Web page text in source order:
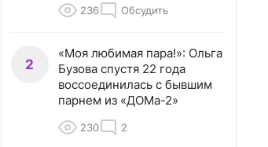
236 Обсудить
2
«Моя любимая пара!»: Ольга
Бузова спустя 22 года
воссоединилась с бывшим
парнем из «ДОМа-2»
230 2